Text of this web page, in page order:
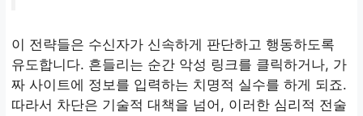
이 전략들은 수신자가 신속하게 판단하고 행동하도록
유도합니다. 흔들리는 순간 악성 링크를 클릭하거나, 가
짜 사이트에 정보를 입력하는 치명적 실수를 하게 되죠.
따라서 차단은 기술적 대책을 넘어, 이러한 심리적 전술